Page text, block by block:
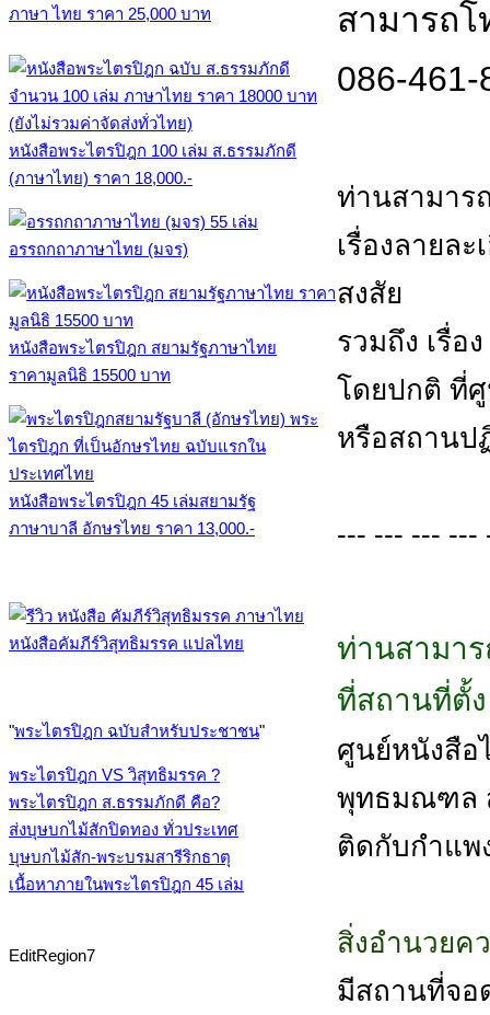
ภาษา ไทย ราคา 25,000 บาท
หนังสือพระไตรปิฎก 100 เล่ม ส.ธรรมภักดี
(ภาษาไทย) ราคา 18,000.-
อรรถกถาภาษาไทย (มจร)
หนังสือพระไตรปิฎก สยามรัฐภาษาไทย
ราคามูลนิธิ 15500 บาท
หนังสือพระไตรปิฎก 45 เล่มสยามรัฐ
ภาษาบาลี อักษรไทย ราคา 13,000.-
หนังสือคัมภีร์วิสุทธิมรรค แปลไทย
"พระไตรปิฎก ฉบับสำหรับประชาชน"
พระไตรปิฎก VS วิสุทธิมรรค ?
พระไตรปิฎก ส.ธรรมภักดี คือ?
ส่งบุษบกไม้สักปิดทอง ทั่วประเทศ
บุษบกไม้สัก-พระบรมสารีริกธาตุ
เนื้อหาภายในพระไตรปิฎก 45 เล่ม
EditRegion7
สามารถ
086-461-
ท่านสามาร
เรื่องลายล
สงสัย
รวมถึง เรื่อ
โดยปกติ ที่
หรือสถานป
--- --- --- ---
ท่านสามา
ที่สถานที่ตั้
ศูนย์หนังสือ
พุทธมณฑล
ติดกับกำแ
สิ่งอำนวยค
มีสถานที่จอ